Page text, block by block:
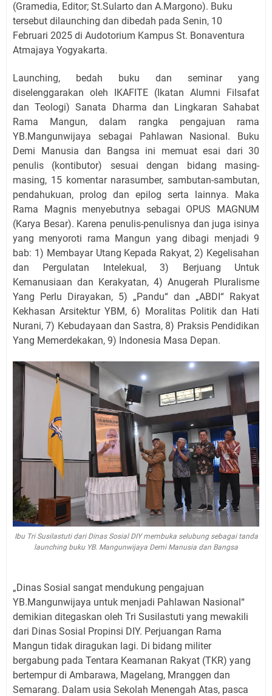
(Gramedia, Editor; St.Sularto dan A.Margono). Buku
tersebut dilaunching dan dibedah pada Senin, 10
Februari 2025 di Audotorium Kampus St. Bonaventura
Atmajaya Yogyakarta.
Launching, bedah buku dan seminar yang
diselenggarakan oleh IKAFITE (Ikatan Alumni Filsafat
dan Teologi) Sanata Dharma dan Lingkaran Sahabat
Rama Mangun, dalam rangka pengajuan rama
YB.Mangunwijaya sebagai Pahlawan Nasional. Buku
Demi Manusia dan Bangsa ini memuat esai dari 30
penulis (kontibutor) sesuai dengan bidang masing-
masing, 15 komentar narasumber, sambutan-sambutan,
pendahukuan, prolog dan epilog serta lainnya. Maka
Rama Magnis menyebutnya sebagai OPUS MAGNUM
(Karya Besar). Karena penulis-penulisnya dan juga isinya
yang menyoroti rama Mangun yang dibagi menjadi 9
bab: 1) Membayar Utang Kepada Rakyat, 2) Kegelisahan
dan Pergulatan Intelekual, 3) Berjuang Untuk
Kemanusiaan dan Kerakyatan, 4) Anugerah Pluralisme
Yang Perlu Dirayakan, 5) „Pandu“ dan „ABDI“ Rakyat
Kekhasan Arsitektur YBM, 6) Moralitas Politik dan Hati
Nurani, 7) Kebudayaan dan Sastra, 8) Praksis Pendidikan
Yang Memerdekakan, 9) Indonesia Masa Depan.
Ibu Tri Susilastuti dari Dinas Sosial DIY membuka selubung sebagai tanda
launching buku YB. Mangunwijaya Demi Manusia dan Bangsa
„Dinas Sosial sangat mendukung pengajuan
YB.Mangunwijaya untuk menjadi Pahlawan Nasional“
demikian ditegaskan oleh Tri Susilastuti yang mewakili
dari Dinas Sosial Propinsi DIY. Perjuangan Rama
Mangun tidak diragukan lagi. Di bidang militer
bergabung pada Tentara Keamanan Rakyat (TKR) yang
bertempur di Ambarawa, Magelang, Mranggen dan
Semarang. Dalam usia Sekolah Menengah Atas, pasca